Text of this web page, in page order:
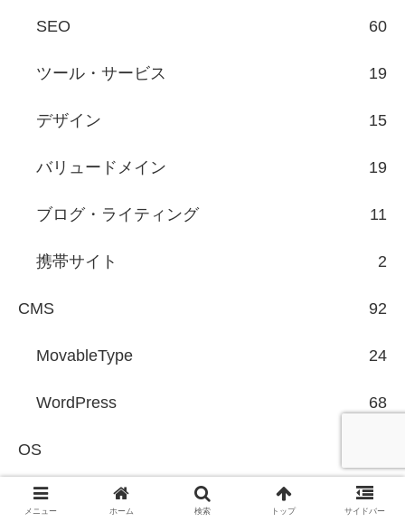
SEO 60
ツール・サービス 19
デザイン 15
バリュードメイン 19
ブログ・ライティング 11
携帯サイト 2
CMS 92
MovableType 24
WordPress 68
OS
AmazonEC2/S3
メニュー ホーム 検索 トップ サイドバー